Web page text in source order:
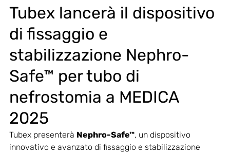
Tubex lancerà il dispositivo
di fissaggio e
stabilizzazione Nephro-
Safe™ per tubo di
nefrostomia a MEDICA
2025
Tubex presenterà Nephro-Safe™, un dispositivo
innovativo e avanzato di fissaggio e stabilizzazione